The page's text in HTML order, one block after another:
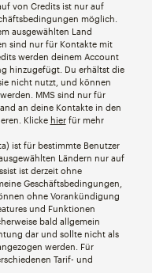
von Credits ist nur auf
möglich.
ausgewählten Land
sind nur für Kontakte mit
werden deinem Account
hinzugefügt. Du erhältst die
nicht nutzt, und können
MMS sind nur für
an deine Kontakte in den
Klicke hierfür mehr
ist für bestimmte Benutzer
Ländern nur auf
ist derzeit ohne
Geschäftsbedingungen,
ohne Vorankündigung
und Funktionen
bald allgemein
dar und sollte nicht als
werden. Für
Tarif- und